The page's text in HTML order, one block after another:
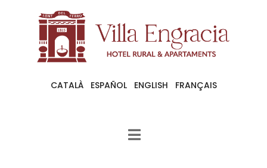
CATALÀ ESPAÑOL ENGLISH FRANÇAIS